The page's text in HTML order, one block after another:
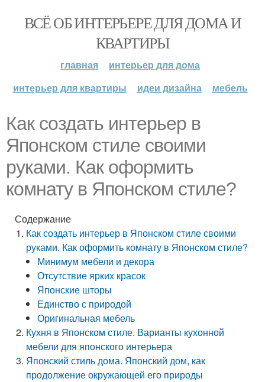
ВСЁ ОБ ИНТЕРЬЕРЕ ДЛЯ ДОМА И
КВАРТИРЫ
главная
интерьер для дома
интерьер для квартиры
идеи дизайна мебель
Как создать интерьер в
Японском стиле своими
руками. Как оформить
комнату в Японском стиле?
Содержание
Как создать интерьер в Японском стиле своими
руками. Как оформить комнату в Японском стиле?
Минимум мебели и декора
Отсутствие ярких красок
Японские шторы
Единство с природой
Оригинальная мебель
Кухня в Японском стиле. Варианты кухонной
мебели для японского интерьера
Японский стиль дома. Японский дом, как
продолжение окружающей его природы